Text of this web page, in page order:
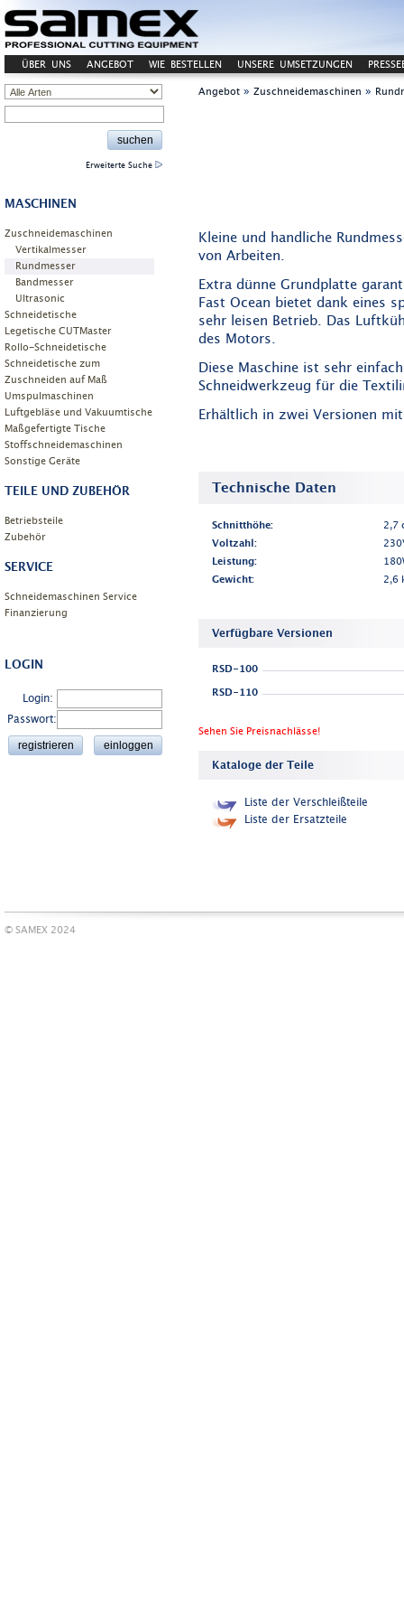
ÜBER UNS ANGEBOT WIE BESTELLEN UNSERE UMSETZUNGEN
KONTAKT
Erweiterte Suche
MASCHINEN
Zuschneidemaschinen
Vertikalmesser
Rundmesser
Bandmesser
Ultrasonic
Schneidetische
Legetische CUTMaster
Rollo-Schneidetische
Schneidetische zum
Zuschneiden auf Maß
Umspulmaschinen
Luftgebläse und Vakuumtische
Maßgefertigte Tische
Stoffschneidemaschinen
Sonstige Geräte
TEILE UND ZUBEHÖR
Betriebsteile
Zubehör
SERVICE
Schneidemaschinen Service
Finanzierung
LOGIN
Login:
Passwort:
Angebot » Zuschneidemaschinen »
Kleine und handliche
von Arbeiten.
Extra dünne Grundplatte
Fast Ocean bietet dank eines
sehr leisen Betrieb. Das
des Motors.
Diese Maschine ist sehr
Schneidwerkzeug für die
Erhältlich in zwei Versionen
Technische Daten
Schnitthöhe:
2,7
Voltzahl:
Leistung:
Gewicht:
2,6
Verfügbare Versionen
RSD-100
RSD-110
Sehen Sie Preisnachlässe!
Kataloge der Teile
Liste der Verschleißteile
Liste der Ersatzteile
© SAMEX 2024